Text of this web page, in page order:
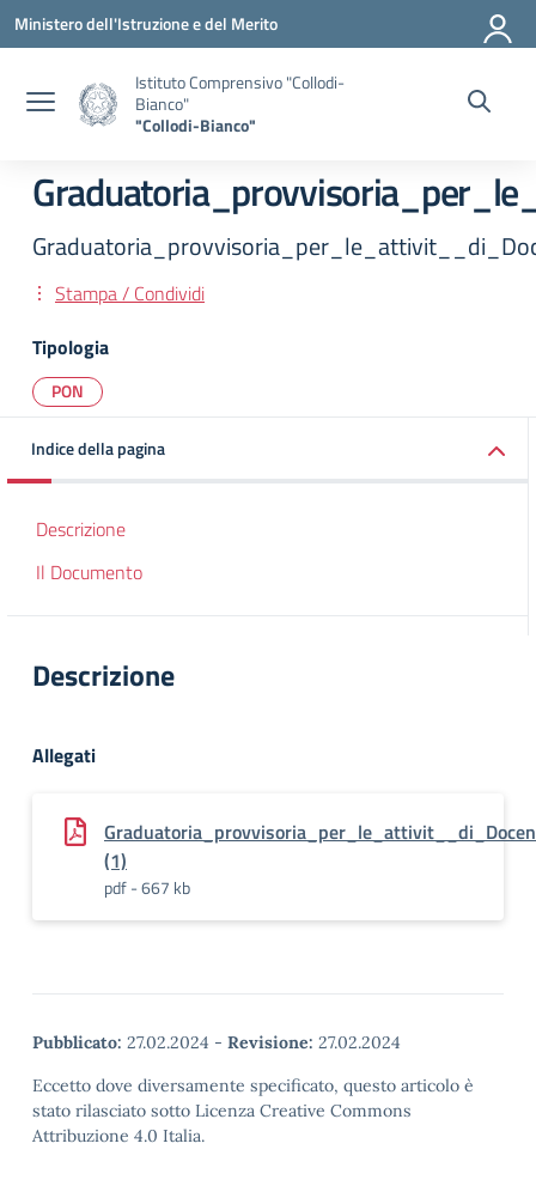
Vai ai contenuti
Vai al menu di navigazione
Vai al footer
Ministero dell'Istruzione e del Merito
Istituto Comprensivo "Collodi-
Bianco"
"Collodi-Bianco"
Stampa / Condividi
Tipologia
PON
Indice della pagina
Descrizione
Il Documento
Descrizione
Allegati
(1)
pdf - 667 kb
Pubblicato: 27.02.2024 - Revisione: 27.02.2024
Eccetto dove diversamente specificato, questo articolo è
stato rilasciato sotto Licenza Creative Commons
Attribuzione 4.0 Italia.